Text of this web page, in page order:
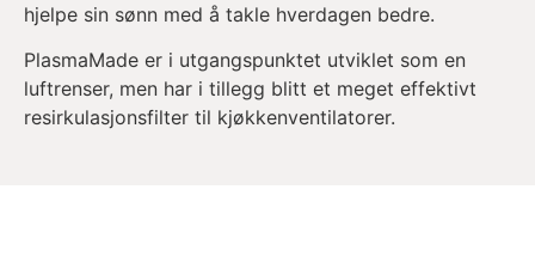
hjelpe sin sønn med å takle hverdagen bedre.
PlasmaMade er i utgangspunktet utviklet som en
luftrenser, men har i tillegg blitt et meget effektivt
resirkulasjonsfilter til kjøkkenventilatorer.